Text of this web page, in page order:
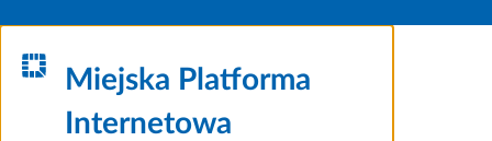
Miejska Platforma
Internetowa